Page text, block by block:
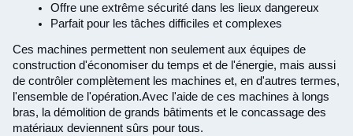
Offre une extrême sécurité dans les lieux dangereux
Parfait pour les tâches difficiles et complexes
Ces machines permettent non seulement aux équipes de
construction d'économiser du temps et de l'énergie, mais aussi
de contrôler complètement les machines et, en d'autres termes,
l'ensemble de l'opération.Avec l'aide de ces machines à longs
bras, la démolition de grands bâtiments et le concassage des
matériaux deviennent sûrs pour tous.